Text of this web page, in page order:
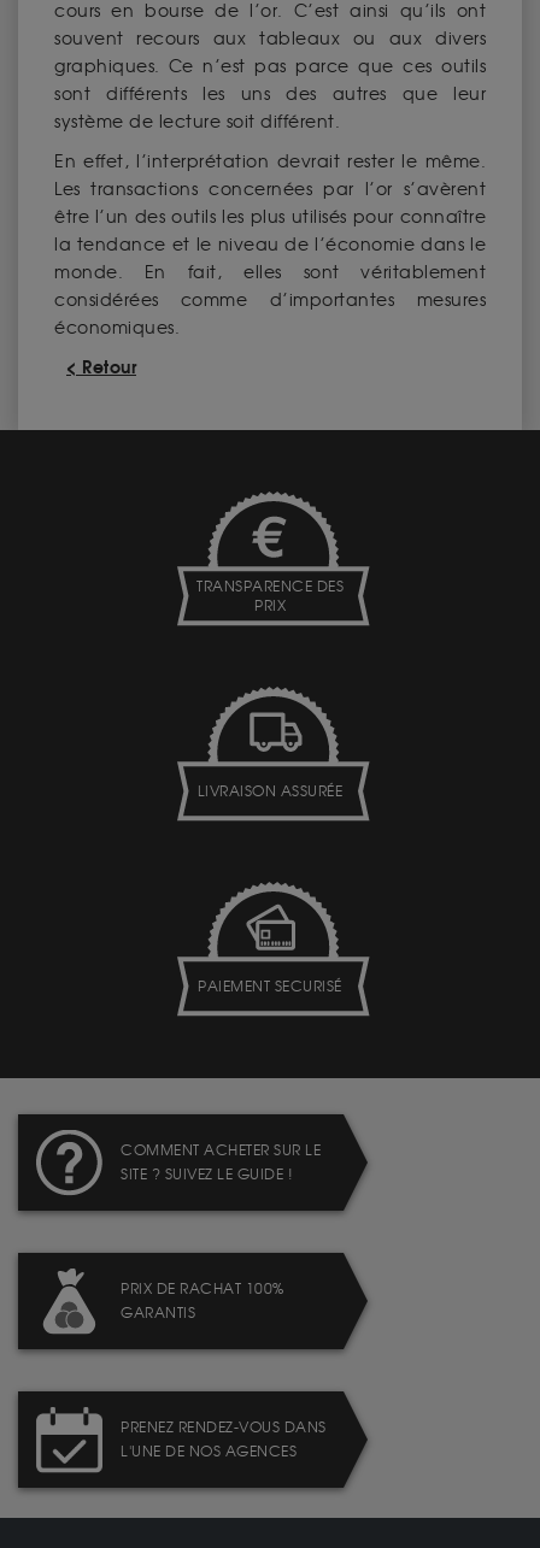
cours en bourse de l’or. C’est ainsi qu’ils ont
souvent recours aux tableaux ou aux divers
graphiques. Ce n’est pas parce que ces outils
sont différents les uns des autres que leur
système de lecture soit différent.
En effet, l’interprétation devrait rester le même.
Les transactions concernées par l’or s’avèrent
être l’un des outils les plus utilisés pour connaître
la tendance et le niveau de l’économie dans le
monde. En fait, elles sont véritablement
considérées comme d’importantes mesures
économiques.
< Retour
TRANSPARENCE DES
PRIX
LIVRAISON ASSURÉE
PAIEMENT SECURISÉ
COMMENT ACHETER SUR LE
SITE ? SUIVEZ LE GUIDE !
PRIX DE RACHAT 100%
GARANTIS
PRENEZ RENDEZ-VOUS DANS
L'UNE DE NOS AGENCES